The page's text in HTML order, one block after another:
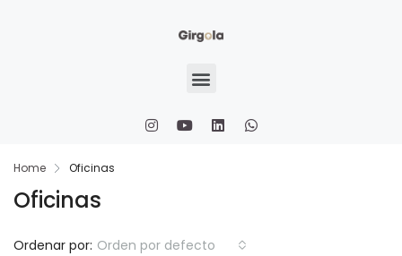
Home Oficinas
Oficinas
Ordenar por: Orden por defecto